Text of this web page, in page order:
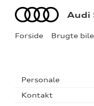
Forside Brugte
Audi Audi
Personale
Kontakt